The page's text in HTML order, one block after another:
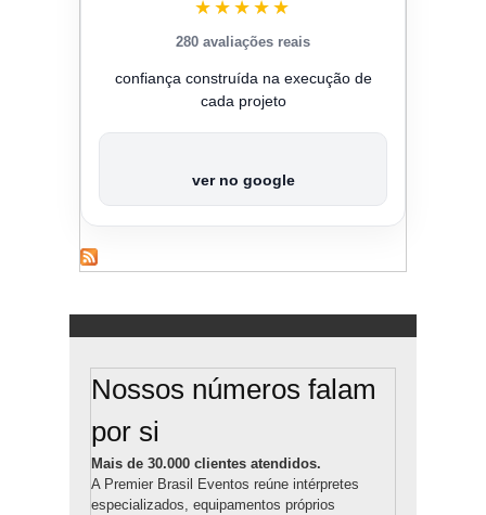
★★★★★
280 avaliações reais
confiança construída na execução de
cada projeto
ver no google
Nossos números falam
por si
Mais de 30.000 clientes atendidos.
A Premier Brasil Eventos reúne intérpretes
especializados, equipamentos próprios